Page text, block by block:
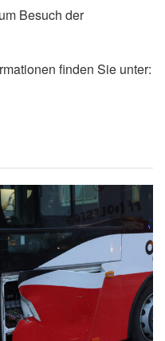
Besuch der
finden Sie unter: